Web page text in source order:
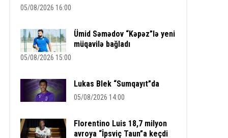
05/08/2026 16:00
Ümid Səmədov “Kəpəz”lə yeni
müqavilə bağladı
05/08/2026 15:00
Lukas Blek “Sumqayıt”da
05/08/2026 14:00
Florentino Luis 18,7 milyon
avroya “İpsviç Taun”a keçdi